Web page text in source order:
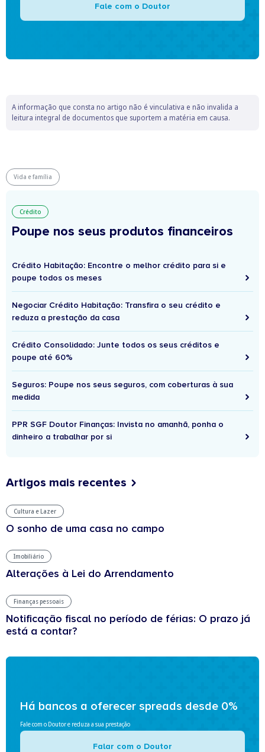
Fale com o Doutor
A informação que consta no artigo não é vinculativa e não invalida a
leitura integral de documentos que suportem a matéria em causa.
Vida e família
Crédito
Poupe nos seus produtos financeiros
Crédito Habitação: Encontre o melhor crédito para si e
poupe todos os meses
Negociar Crédito Habitação: Transfira o seu crédito e
reduza a prestação da casa
Crédito Consolidado: Junte todos os seus créditos e
poupe até 60%
Seguros: Poupe nos seus seguros, com coberturas à sua
medida
PPR SGF Doutor Finanças: Invista no amanhã, ponha o
dinheiro a trabalhar por si
Artigos mais recentes
Cultura e Lazer
O sonho de uma casa no campo
Imobiliário
Alterações à Lei do Arrendamento
Finanças pessoais
Notificação fiscal no período de férias: O prazo já
está a contar?
Há bancos a oferecer spreads desde 0%
Fale com o Doutor e reduza a sua prestação
Falar com o Doutor